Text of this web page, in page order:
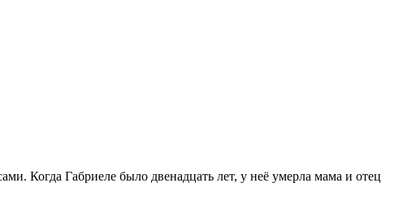
Когда Габриеле было двенадцать лет, у неё умерла мама и отец